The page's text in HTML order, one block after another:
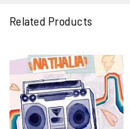
Related Products